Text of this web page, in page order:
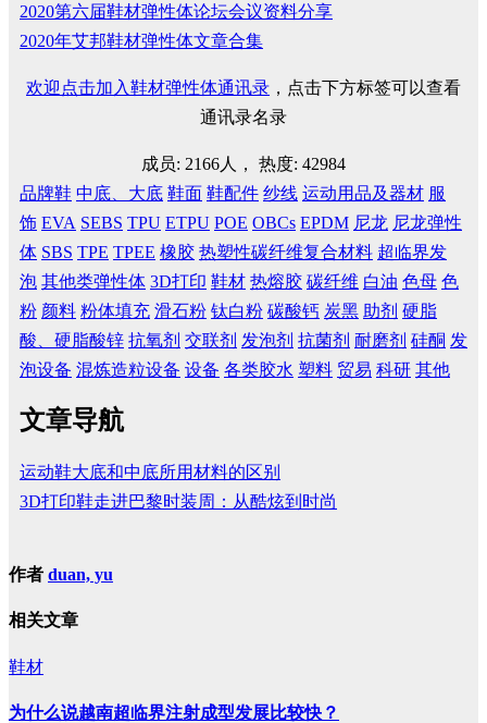
2020第六届鞋材弹性体论坛会议资料分享
2020年艾邦鞋材弹性体文章合集
欢迎点击加入鞋材弹性体通讯录 ，点击下方标签可以查看
通讯录名录
成员: 2166人， 热度: 42984
品牌鞋 中底、大底 鞋面 鞋配件 纱线 运动用品及器材 服
饰 EVA SEBS TPU ETPU POE OBCs EPDM 尼龙 尼龙弹性
体 SBS TPE TPEE 橡胶 热塑性碳纤维复合材料 超临界发
泡 其他类弹性体 3D打印 鞋材 热熔胶 碳纤维 白油 色母 色
粉 颜料 粉体填充 滑石粉 钛白粉 碳酸钙 炭黑 助剂 硬脂
酸、硬脂酸锌 抗氧剂 交联剂 发泡剂 抗菌剂 耐磨剂 硅酮 发
泡设备 混炼造粒设备 设备 各类胶水 塑料 贸易 科研 其他
文章导航
运动鞋大底和中底所用材料的区别
3D打印鞋走进巴黎时装周：从酷炫到时尚
作者 duan, yu
相关文章
鞋材
为什么说越南超临界注射成型发展比较快？